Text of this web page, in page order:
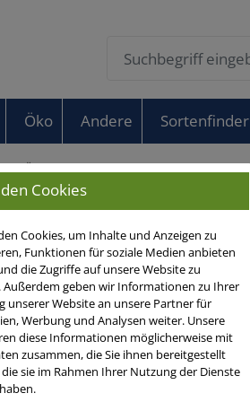
Öko Andere Sortenfinder
ÖKO
Erosionsschutz,
Cookies
Cookies, um Inhalte und Anzeigen zu
Funktionen für soziale Medien anbieten
die Zugriffe auf unsere Website zu
Außerdem geben wir Informationen zu Ihrer
unserer Website an unsere Partner für
Werbung und Analysen weiter. Unsere
diese Informationen möglicherweise mit
zusammen, die Sie ihnen bereitgestellt
sie im Rahmen Ihrer Nutzung der Dienste